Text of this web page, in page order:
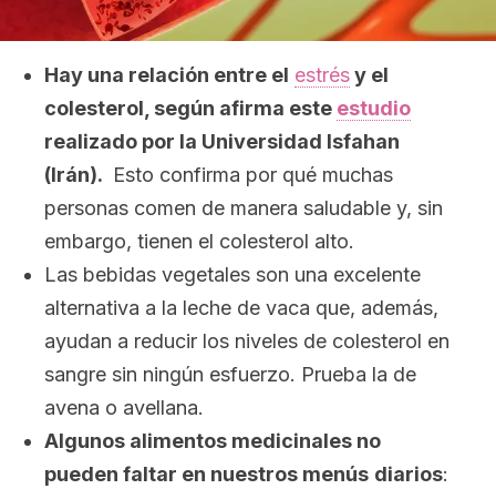
Hay una relación entre el estrésy el
colesterol, según afirma este estudio
realizado por la Universidad Isfahan
(Irán). Esto confirma por qué muchas
personas comen de manera saludable y, sin
embargo, tienen el colesterol alto.
Las bebidas vegetales son una excelente
alternativa a la leche de vaca que, además,
ayudan a reducir los niveles de colesterol en
sangre sin ningún esfuerzo. Prueba la de
avena o avellana.
Algunos alimentos medicinales no
pueden faltar en nuestros menús diarios: